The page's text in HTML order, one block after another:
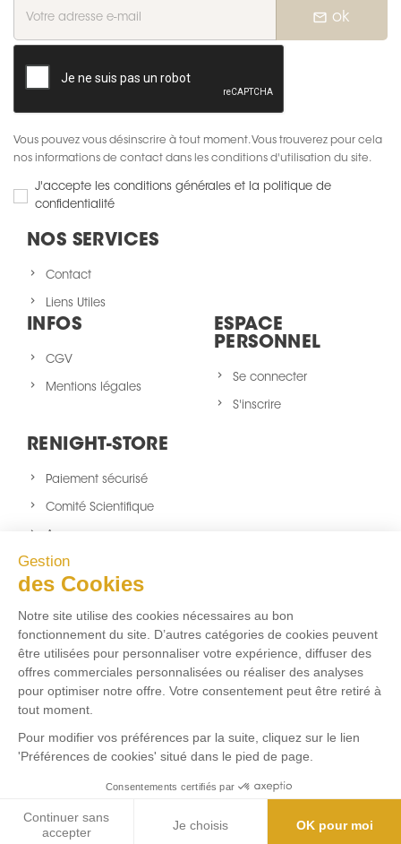
Gestion
des Cookies
Notre site utilise des cookies nécessaires au bon
fonctionnement du site. D’autres catégories de cookies peuvent
être utilisées pour personnaliser votre expérience, diffuser des
offres commerciales personnalisées ou réaliser des analyses
pour optimiser notre offre. Votre consentement peut être retiré à
tout moment.
Pour modifier vos préférences par la suite, cliquez sur le lien
'Préférences de cookies' situé dans le pied de page.
Consentements certifiés par
Continuer sans
accepter
Je choisis OK pour moi
mail_outline ok
Vous pouvez vous désinscrire à tout moment. Vous trouverez pour cela
nos informations de contact dans les conditions d'utilisation du site.
J'accepte les conditions générales et la politique de
confidentialité
NOS SERVICES
Contact
Liens Utiles
INFOS
CGV
Mentions légales
ESPACE
PERSONNEL
Se connecter
S'inscrire
RENIGHT-STORE
Paiement sécurisé
Comité Scientifique
A propos
Nouveaux produits
sitemap
NOUS SUIVRE
FacebookTwitter Instagram
FLUX RSS
Aucun flux RSS ajouté
Marchand approuvé par la Société des Avis Garantis,
pour vérifier
9.5/10 (597 avis)
★★★★★